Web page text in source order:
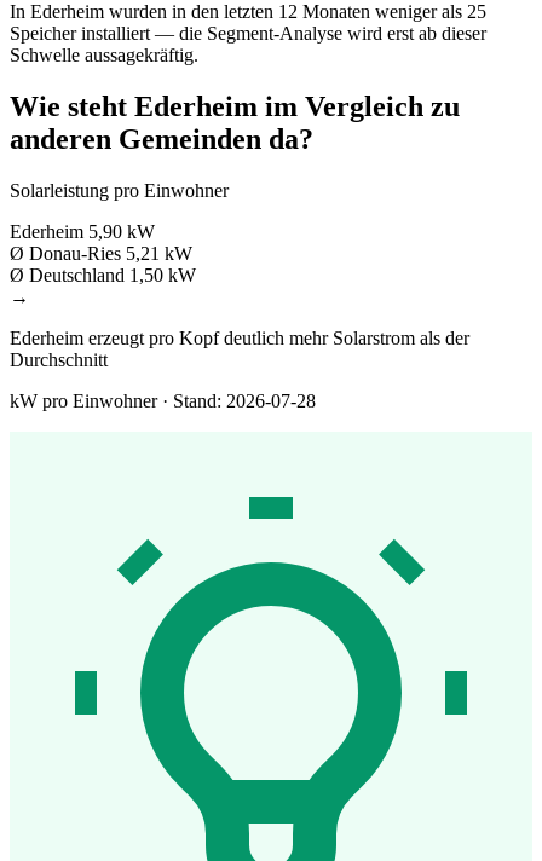
In Ederheim wurden in den letzten 12 Monaten weniger als 25
Speicher installiert — die Segment-Analyse wird erst ab dieser
Schwelle aussagekräftig.
Wie steht Ederheim im Vergleich zu
anderen Gemeinden da?
Solarleistung pro Einwohner
Ederheim 5,90 kW
Ø Donau-Ries 5,21 kW
Ø Deutschland 1,50 kW
→
Ederheim erzeugt pro Kopf deutlich mehr Solarstrom als der
Durchschnitt
kW pro Einwohner · Stand: 2026-07-28